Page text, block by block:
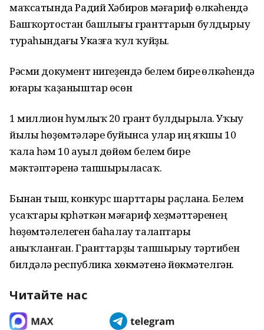
маҡсатында Радий Хәбиров мәғариф өлкәһендә
Башҡортостан башлығы гранттарын булдырыу
тураһындағы Указға ҡул ҡуйҙы.
Рәсми документ нигеҙендә белем биреү өлкәһендә
юғары ҡаҙаныштар өсөн
1 миллион һумлыҡ 20 грант булдырыла. Уҡыу
йылы һөҙөмтәләре буйынса улар иң яҡшы 10
ҡала һәм 10 ауыл дөйөм белем биреү
мәктәптәренә тапшырыласаҡ.
Бынан тыш, конкурс шарттары раҫлана. Белем
усаҡтары күрһәткән мәғариф хеҙмәттәренең
һөҙөмтәлелеген баһалау талаптары
аныҡланған. Гранттарҙы тапшырыу тәртибен
билдәләү республика хөкүмәтенә йөкмәтелгән.
Читайте нас